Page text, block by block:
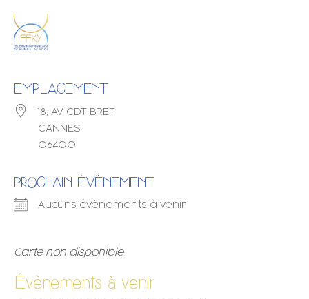
EMPLACEMENT
18, AV CDT BRET
CANNES
06400
PROCHAIN ÉVÈNEMENT
Aucuns évènements à venir
Carte non disponible
Évènements à venir